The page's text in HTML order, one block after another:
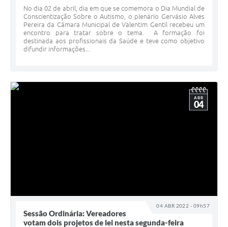
No dia 02 de abril, dia em que se comemora o Dia Mundial de
Conscientização Sobre o Autismo, o plenário Gervásio Alves
Pereira da Câmara Municipal de Valentim Gentil recebeu um
encontro para tratar sobre o tema. A formação foi
destinada aos profissionais da Saúde e teve como objetivo
difundir informações...
04 ABR 2022 - 09h57
ABR
04
Sessão Ordinária: Vereadores
votam dois projetos de lei nesta segunda-feira